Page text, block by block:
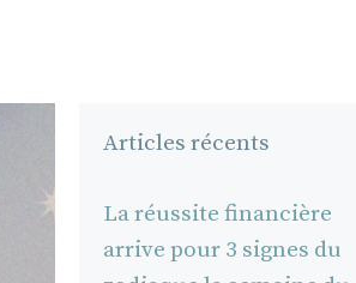
Articles récents
La réussite financière
arrive pour 3 signes du